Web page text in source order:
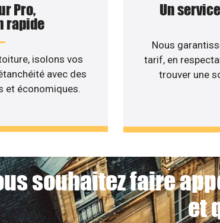
Pro,
rapide
isolons vos
avec des
et économiques.
Un
Nous
tarif, en
trouver une
souhaitez faire
et